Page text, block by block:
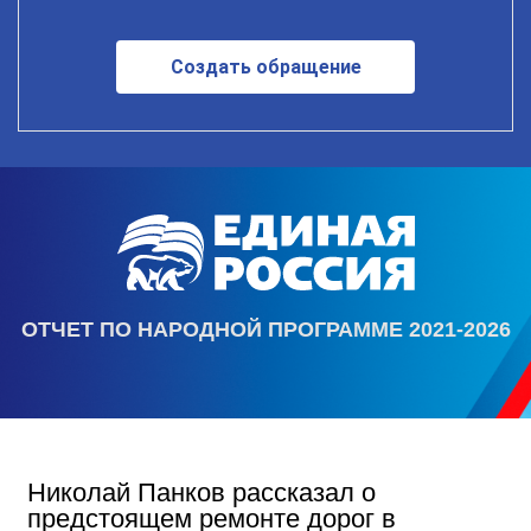
Создать обращение
ОТЧЕТ ПО НАРОДНОЙ ПРОГРАММЕ 2021-2026
Николай Панков рассказал о
предстоящем ремонте дорог в